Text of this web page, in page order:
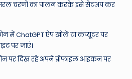
सरल चरणों का पालन करके इसे सेटअप कर
में ChatGPT ऐप खोलें या कंप्यूटर पर
पर जाएं।
पर दिख रहे अपने प्रोफाइल आइकन पर